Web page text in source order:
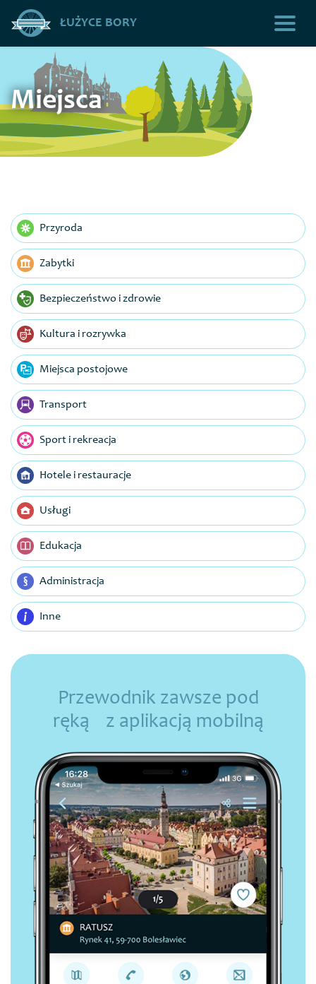
ŁUŻYCE BORY
Miejsca
Przyroda
Zabytki
Bezpieczeństwo i zdrowie
Kultura i rozrywka
Miejsca postojowe
Transport
Sport i rekreacja
Hotele i restauracje
Usługi
Edukacja
Administracja
Inne
Przewodnik zawsze pod
ręką z aplikacją mobilną